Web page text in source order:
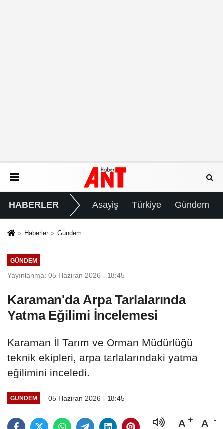
HABERLER Asayiş Türkiye Gündem
Haberler Gündem
GÜNDEM
Yayınlanma: 05 Haziran 2026 - 18:45
Karaman'da Arpa Tarlalarında
Yatma Eğilimi İncelemesi
Karaman İl Tarım ve Orman Müdürlüğü
teknik ekipleri, arpa tarlalarındaki yatma
eğilimini inceledi.
GÜNDEM 05 Haziran 2026 - 18:45
A A